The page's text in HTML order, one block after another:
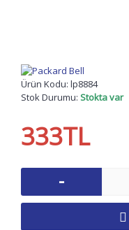
Ürün Kodu: lp8884
Stok Durumu: Stokta var
333TL
-